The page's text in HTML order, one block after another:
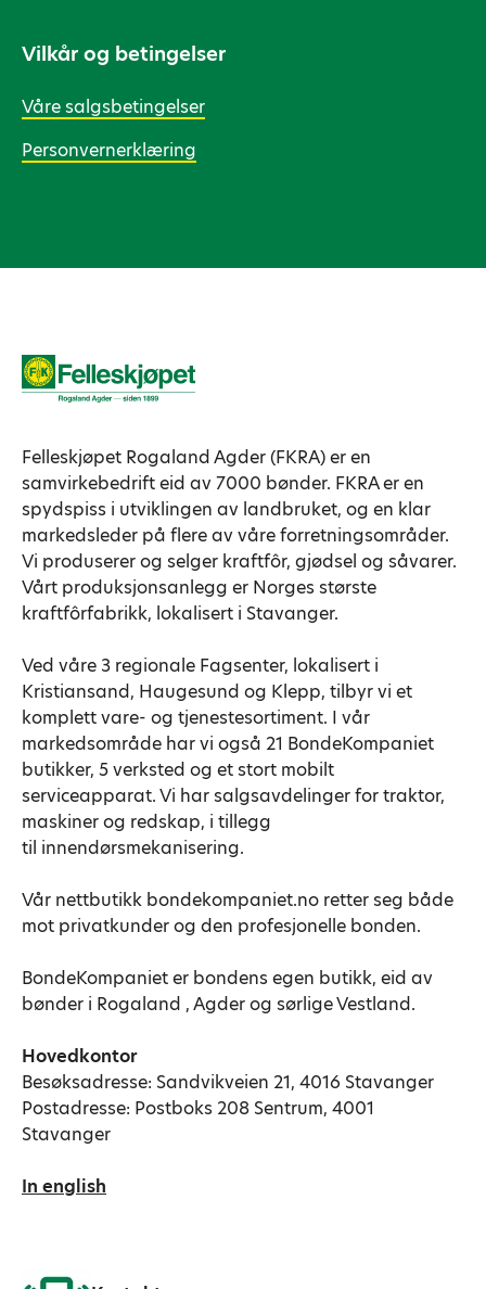
Vilkår og betingelser
Våre salgsbetingelser
Personvernerklæring
Felleskjøpet Rogaland Agder (FKRA) er en
samvirkebedrift eid av 7000 bønder. FKRA er en
spydspiss i utviklingen av landbruket, og en klar
markedsleder på flere av våre forretningsområder.
Vi produserer og selger kraftfôr, gjødsel og såvarer.
Vårt produksjonsanlegg er Norges største
kraftfôrfabrikk, lokalisert i Stavanger.
Ved våre 3 regionale Fagsenter, lokalisert i
Kristiansand, Haugesund og Klepp, tilbyr vi et
komplett vare- og tjenestesortiment. I vår
markedsområde har vi også 21 BondeKompaniet
butikker, 5 verksted og et stort mobilt
serviceapparat. Vi har salgsavdelinger for traktor,
maskiner og redskap, i tillegg
til innendørsmekanisering.
Vår nettbutikk bondekompaniet.no retter seg både
mot privatkunder og den profesjonelle bonden.
BondeKompaniet er bondens egen butikk, eid av
bønder i Rogaland , Agder og sørlige Vestland.
Hovedkontor
Besøksadresse: Sandvikveien 21, 4016 Stavanger
Postadresse: Postboks 208 Sentrum, 4001
Stavanger
In english